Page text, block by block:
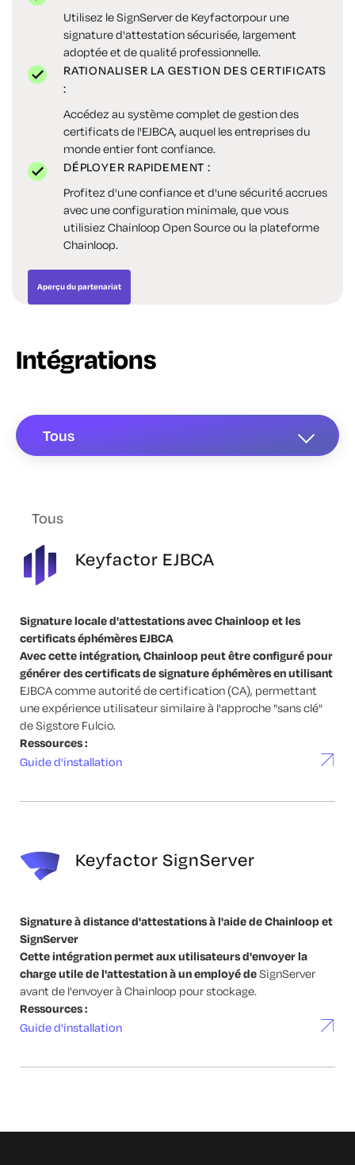
Utilisez le SignServer de Keyfactorpour une
signature d'attestation sécurisée, largement
adoptée et de qualité professionnelle.
RATIONALISER LA GESTION DES CERTIFICATS
:
Accédez au système complet de gestion des
certificats de l'EJBCA, auquel les entreprises du
monde entier font confiance.
DÉPLOYER RAPIDEMENT :
Profitez d'une confiance et d'une sécurité accrues
avec une configuration minimale, que vous
utilisiez Chainloop Open Source ou la plateforme
Chainloop.
Aperçu du partenariat
Intégrations
Tous
Tous
Keyfactor EJBCA
Signature locale d'attestations avec Chainloop et les
certificats éphémères EJBCA
Avec cette intégration, Chainloop peut être configuré pour
générer des certificats de signature éphémères en utilisant
EJBCA comme autorité de certification (CA), permettant
une expérience utilisateur similaire à l'approche "sans clé"
de Sigstore Fulcio.
Ressources :
Guide d'installation
Keyfactor SignServer
Signature à distance d'attestations à l'aide de Chainloop et
SignServer
Cette intégration permet aux utilisateurs d'envoyer la
charge utile de l'attestation à un employé deSignServer
avant de l'envoyer à Chainloop pour stockage.
Ressources :
Guide d'installation